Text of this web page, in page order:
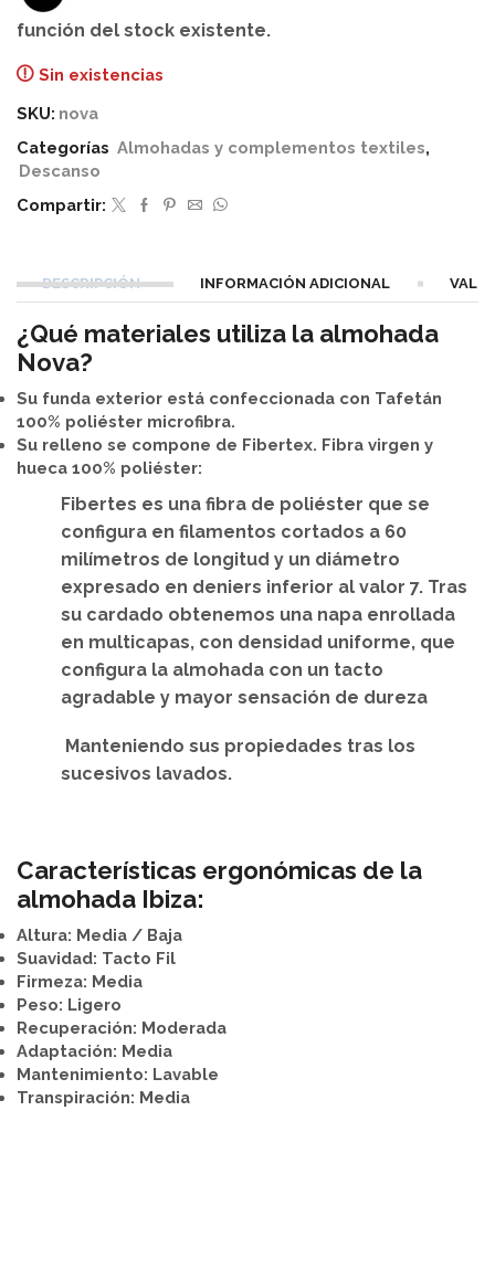
función del stock existente.
Sin existencias
SKU: nova
Categorías Almohadas y complementos textiles,
Descanso
Compartir:
DESCRIPCIÓN INFORMACIÓN ADICIONAL
¿Qué materiales utiliza la almohada
Nova?
Su funda exterior está confeccionada con Tafetán
100% poliéster microfibra.
Su relleno se compone de Fibertex. Fibra virgen y
hueca 100% poliéster:
Fibertes es una fibra de poliéster que se
configura en filamentos cortados a 60
milímetros de longitud y un diámetro
expresado en deniers inferior al valor 7. Tras
su cardado obtenemos una napa enrollada
en multicapas, con densidad uniforme, que
configura la almohada con un tacto
agradable y mayor sensación de dureza
Manteniendo sus propiedades tras los
sucesivos lavados.
Características ergonómicas de la
almohada Ibiza:
Altura: Media / Baja
Suavidad: Tacto Fil
Firmeza: Media
Peso: Ligero
Recuperación: Moderada
Adaptación: Media
Mantenimiento: Lavable
Transpiración: Media